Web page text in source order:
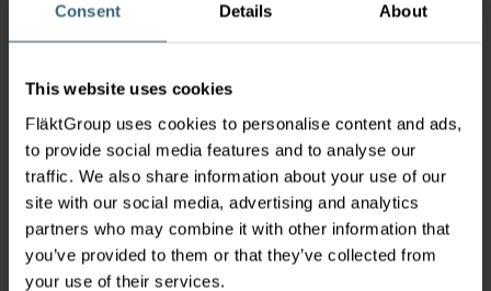
Consent Details About
This website uses cookies
FläktGroup uses cookies to personalise content and ads,
to provide social media features and to analyse our
traffic. We also share information about your use of our
site with our social media, advertising and analytics
partners who may combine it with other information that
you’ve provided to them or that they’ve collected from
your use of their services.
servicebelux@flaktgroup.com
+32 2 240 61 61
France
Service|
FläktGroup
FläktGroup France
Service France
sav.france@flaktgroup.com
03 20 68 90 20